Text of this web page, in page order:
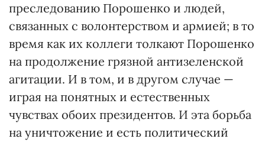
преследованию Порошенко и людей,
связанных с волонтерством и армией; в то
время как их коллеги толкают Порошенко
на продолжение грязной антизеленской
агитации. И в том, и в другом случае —
играя на понятных и естественных
чувствах обоих президентов. И эта борьба
на уничтожение и есть политический